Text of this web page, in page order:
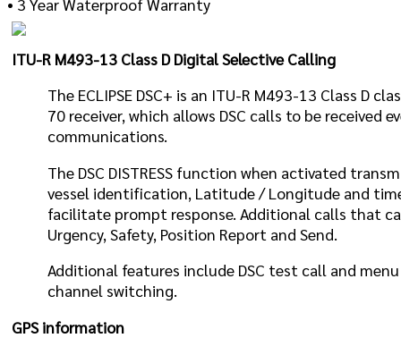
ITU-R M493-13 Class D Digital Selective Calling
The ECLIPSE DSC+ is an ITU-R M493-13 Class D
70 receiver, which allows DSC calls to be received
communications.
The DSC DISTRESS function when activated
vessel identification, Latitude / Longitude and
facilitate prompt response. Additional calls that
Urgency, Safety, Position Report and Send.
Additional features include DSC test call and
channel switching.
GPS information